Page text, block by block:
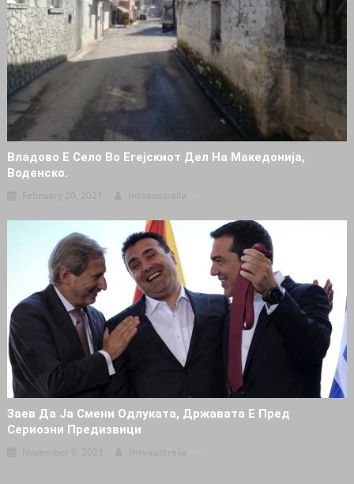
Владово Е Село Во Егејскиот Дел На Македонија,
Воденско.
Заев Да Ја Смени Одлуката, Државата Е Пред
Сериозни Предизвици